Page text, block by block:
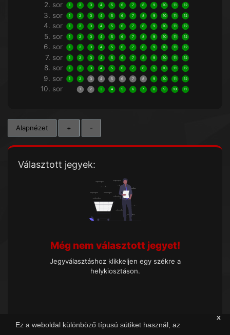
x
Ez a weboldal különböző típusú sütiket használ, az
2. sor 1 2 3 4 5 6 7 8 9 10 11 12
3. sor 1 2 3 4 5 6 7 8 9 10 11 12
4. sor 1 2 3 4 5 6 7 8 9 10 11 12
5. sor 1 2 3 4 5 6 7 8 9 10 11 12
6. sor 1 2 3 4 5 6 7 8 9 10 11 12
7. sor 1 2 3 4 5 6 7 8 9 10 11 12
8. sor 1 2 3 4 5 6 7 8 9 10 11 12
9. sor 1 2 3 4 5 6 7 8 9 10 11 12
10. sor 1 2 3 4 5 6 7 8 9 10 11
Alapnézet + -
Választott jegyek:
Még nem választott jegyet!
Jegyválasztáshoz klikkeljen egy székre a
helykiosztáson.